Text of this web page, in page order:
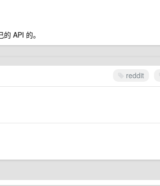
API 的。
reddit